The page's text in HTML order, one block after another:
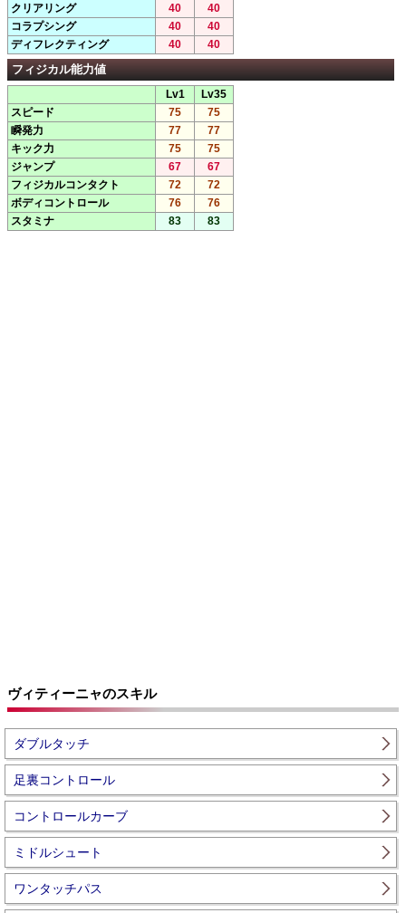
クリアリング 40
40
コラプシング
40
40
ディフレクティング
40 40
フィジカル能力値
Lv1
Lv35
スピード
75
75
瞬発力
77
77
キック力
75
75
ジャンプ
67
67
フィジカルコンタクト
72
72
ボディコントロール
76
76
スタミナ
83 83
ヴィティーニャのスキル
ダブルタッチ
足裏コントロール
コントロールカーブ
ミドルシュート
ワンタッチパス